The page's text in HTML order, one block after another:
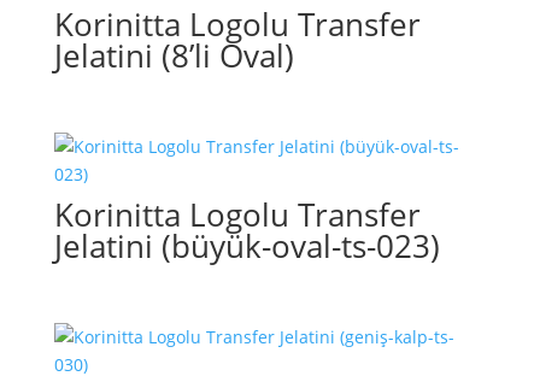
Korinitta Logolu Transfer
Jelatini (8’li Oval)
Korinitta Logolu Transfer
Jelatini (büyük-oval-ts-023)